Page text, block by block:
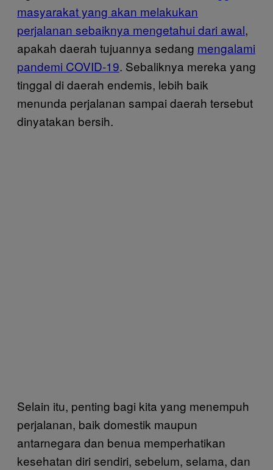
masyarakat yang akan melakukan
perjalanan sebaiknya mengetahui dari awal,
apakah daerah tujuannya sedang mengalami
pandemi COVID-19. Sebaliknya mereka yang
tinggal di daerah endemis, lebih baik
menunda perjalanan sampai daerah tersebut
dinyatakan bersih.
Selain itu, penting bagi kita yang menempuh
perjalanan, baik domestik maupun
antarnegara dan benua memperhatikan
kesehatan diri sendiri, sebelum, selama, dan